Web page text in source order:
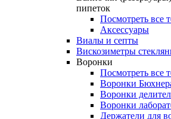
пипеток
Посмотреть все
Аксессуары
Виалы и септы
Вискозиметры
Воронки
Посмотреть все
Воронки
Воронки
Воронки
Держатели для